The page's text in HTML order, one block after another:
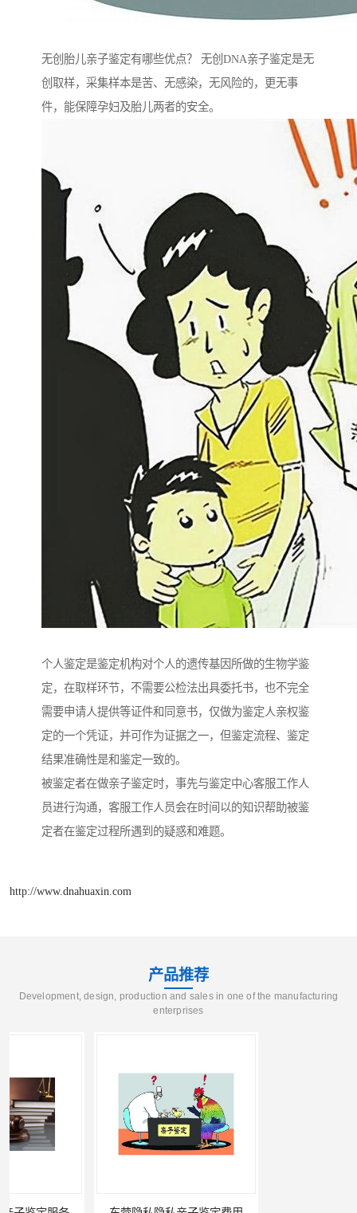
无创胎儿亲子鉴定有哪些优点？ 无创DNA亲子鉴定是无
创取样，采集样本是苦、无感染，无风险的，更无事
件，能保障孕妇及胎儿两者的安全。
个人鉴定是鉴定机构对个人的遗传基因所做的生物学鉴
定，在取样环节，不需要公检法出具委托书，也不完全
需要申请人提供等证件和同意书，仅做为鉴定人亲权鉴
定的一个凭证，并可作为证据之一，但鉴定流程、鉴定
结果准确性是和鉴定一致的。
被鉴定者在做亲子鉴定时，事先与鉴定中心客服工作人
员进行沟通，客服工作人员会在时间以的知识帮助被鉴
定者在鉴定过程所遇到的疑惑和难题。
http://www.dnahuaxin.com
产品推荐
Development, design, production and sales in one of the manufacturing
enterprises